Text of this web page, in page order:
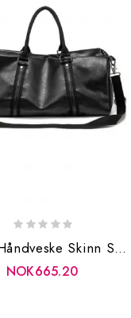
Menn Håndveske Skinn Stor Kapasitet Reiseveske Skulderveske Herrehånd Duffle Tote Bag Casual Messenger Bags
NOK665.20